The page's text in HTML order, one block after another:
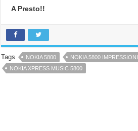
A Presto!!
Tags NOKIA 5800
NOKIA 5800 IMPRESSIONI
NOKIA XPRESS MUSIC 5800